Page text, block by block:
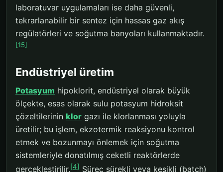
laboratuvar uygulamaları ise daha güvenli,
tekrarlanabilir bir sentez için hassas gaz akış
regülatörleri ve soğutma banyoları kullanmaktadır.
[15]
Endüstriyel üretim
Potasyum hipoklorit, endüstriyel olarak büyük
ölçekte, esas olarak sulu potasyum hidroksit
çözeltilerinin klor gazı ile klorlanması yoluyla
üretilir; bu işlem, ekzotermik reaksiyonu kontrol
etmek ve bozunmayı önlemek için soğutma
sistemleriyle donatılmış ceketli reaktörlerde
gerçekleştirilir.[4] Süreç sürekli veya kesikli (batch)